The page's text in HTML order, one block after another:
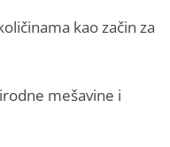
kao začin za
mešavine i